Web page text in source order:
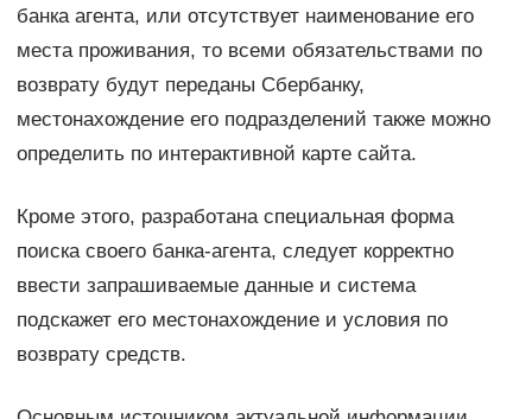
банка агента, или отсутствует наименование его
места проживания, то всеми обязательствами по
возврату будут переданы Сбербанку,
местонахождение его подразделений также можно
определить по интерактивной карте сайта.
Кроме этого, разработана специальная форма
поиска своего банка-агента, следует корректно
ввести запрашиваемые данные и система
подскажет его местонахождение и условия по
возврату средств.